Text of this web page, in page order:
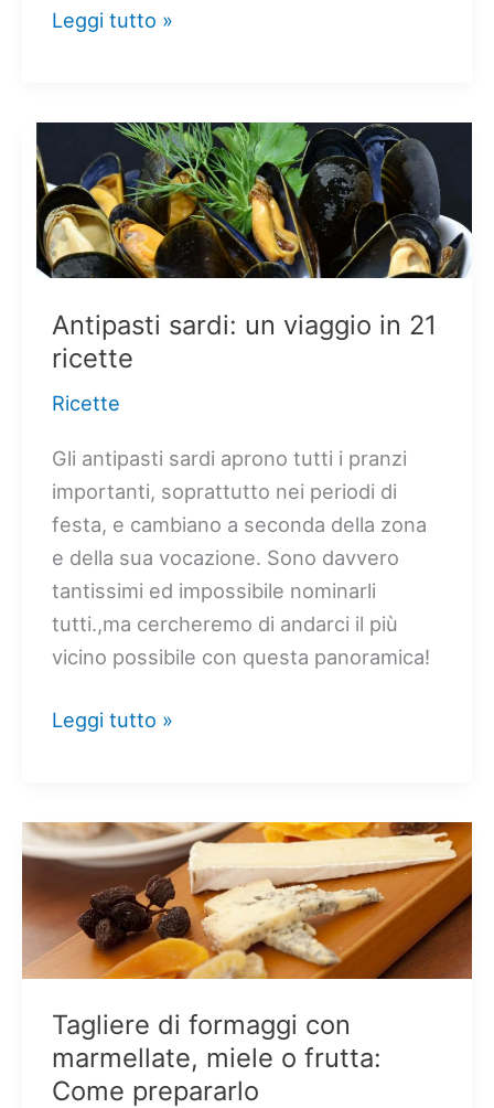
Pasta
sarda
ricette
dolci
e
salate
Leggi tutto »
Antipasti sardi: un viaggio in 21
ricette
Ricette
Gli antipasti sardi aprono tutti i pranzi
importanti, soprattutto nei periodi di
festa, e cambiano a seconda della zona
e della sua vocazione. Sono davvero
tantissimi ed impossibile nominarli
tutti.,ma cercheremo di andarci il più
vicino possibile con questa panoramica!
Antipasti
viaggio
in
ricette
Leggi tutto »
Tagliere di formaggi con
marmellate, miele o frutta:
Come prepararlo